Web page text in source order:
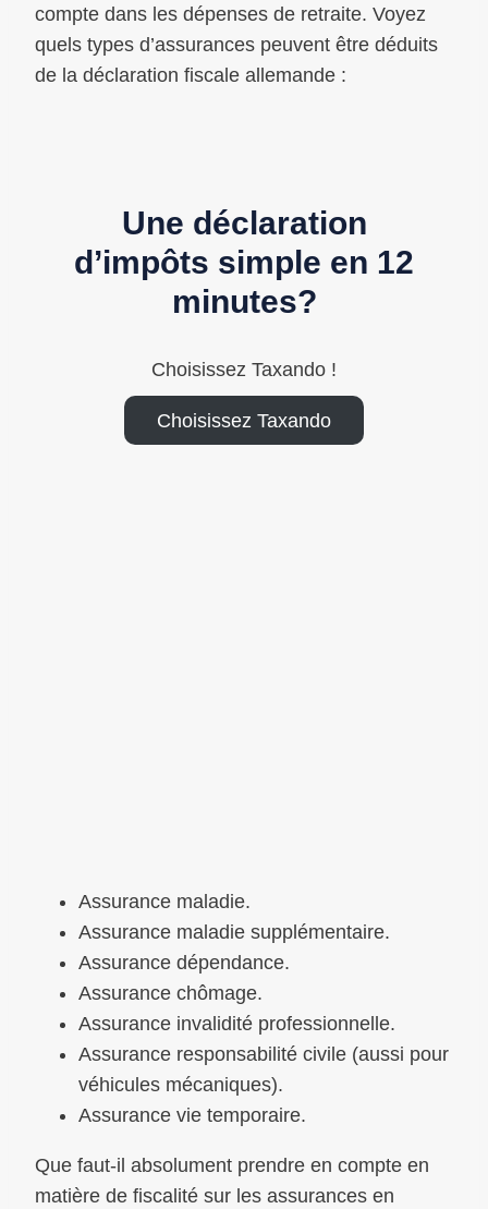
compte dans les dépenses de retraite. Voyez
quels types d’assurances peuvent être déduits
de la déclaration fiscale allemande :
Une déclaration
d’impôts simple en 12
minutes?
Choisissez Taxando !
Choisissez Taxando
Assurance maladie.
Assurance maladie supplémentaire.
Assurance dépendance.
Assurance chômage.
Assurance invalidité professionnelle.
Assurance responsabilité civile (aussi pour
véhicules mécaniques).
Assurance vie temporaire.
Que faut-il absolument prendre en compte en
matière de fiscalité sur les assurances en